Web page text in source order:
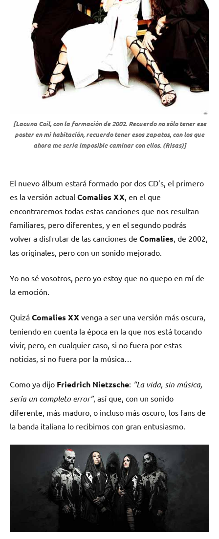
[Lacuna Coil, con la formación de 2002. Recuerdo no sólo tener ese
poster en mi habitación, recuerdo tener esos zapatos, con los que
ahora me sería imposible caminar con ellos. (Risas)]
El nuevo álbum estará formado por dos CD’s, el primero
es la versión actual Comalies XX, en el que
encontraremos todas estas canciones que nos resultan
familiares, pero diferentes, y en el segundo podrás
volver a disfrutar de las canciones de Comalies, de 2002,
las originales, pero con un sonido mejorado.
Yo no sé vosotros, pero yo estoy que no quepo en mí de
la emoción.
Quizá Comalies XX venga a ser una versión más oscura,
teniendo en cuenta la época en la que nos está tocando
vivir, pero, en cualquier caso, si no fuera por estas
noticias, si no fuera por la música…
Como ya dijo Friedrich Nietzsche: “La vida, sin música,
sería un completo error”, así que, con un sonido
diferente, más maduro, o incluso más oscuro, los fans de
la banda italiana lo recibimos con gran entusiasmo.